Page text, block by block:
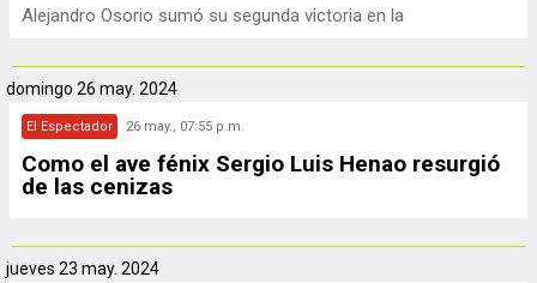
Alejandro Osorio sumó su segunda victoria en la
domingo 26 may. 2024
El Espectador 26 may., 07:55 p.m.
Como el ave fénix Sergio Luis Henao resurgió
de las cenizas
jueves 23 may. 2024